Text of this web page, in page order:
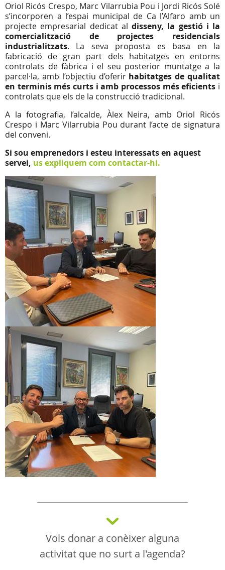
Oriol Ricós Crespo, Marc Vilarrubia Pou i Jordi Ricós Solé
s’incorporen a l’espai municipal de Ca l’Alfaro amb un
projecte empresarial dedicat al disseny, la gestió i la
comercialització de projectes residencials
industrialitzats. La seva proposta es basa en la
fabricació de gran part dels habitatges en entorns
controlats de fàbrica i el seu posterior muntatge a la
parcel·la, amb l’objectiu d’oferir habitatges de qualitat
en terminis més curts i amb processos més eficients i
controlats que els de la construcció tradicional.
A la fotografia, l’alcalde, Àlex Neira, amb Oriol Ricós
Crespo i Marc Vilarrubia Pou durant l’acte de signatura
del conveni.
Si sou emprenedors i esteu interessats en aquest
servei, us expliquem com contactar-hi.
Vols donar a conèixer alguna
activitat que no surt a l'agenda?